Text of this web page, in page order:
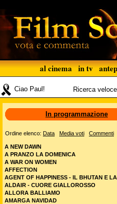
al cinema in tv
Ciao Paul! Ricerca
In programmazione
Ordine elenco: Data Media voti Commenti
A NEW DAWN
A PRANZO LA DOMENICA
A WAR ON WOMEN
AFFECTION
AGENT OF HAPPINESS - IL BHUTAN E
ALDAIR - CUORE GIALLOROSSO
ALLORA BALLIAMO
AMARGA NAVIDAD